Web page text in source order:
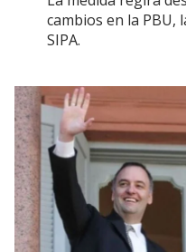
cambios en la PBU,
SIPA.